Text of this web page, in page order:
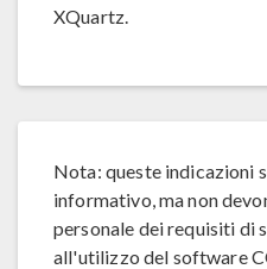
XQuartz.
Nota: queste indicazioni
informativo, ma non
personale dei requisiti di
all'utilizzo del software